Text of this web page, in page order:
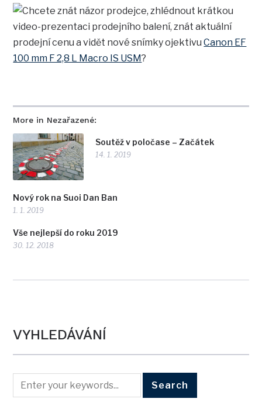
More in Nezařazené:
Soutěž v poločase – Začátek
14. 1. 2019
Nový rok na Suoi Dan Ban
1. 1. 2019
Vše nejlepší do roku 2019
30. 12. 2018
Chcete znát názor prodejce, zhlédnout krátkou
video-prezentaci prodejního balení, znát aktuální
prodejní cenu a vidět nové snímky ojektivuCanon EF
100 mm F 2,8 L Macro IS USM?
VYHLEDÁVÁNÍ